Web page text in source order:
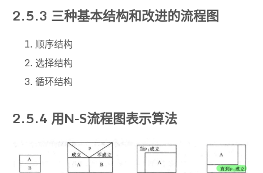
2.5.3 三种基本结构和改进的流程图
顺序结构
选择结构
循环结构
2.5.4 用N-S流程图表示算法